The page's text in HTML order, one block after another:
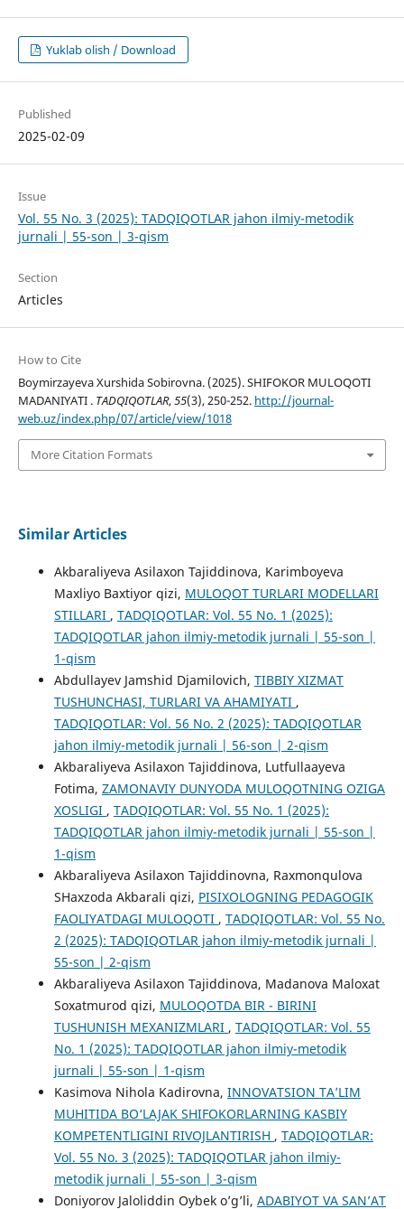
Yuklab olish / Download
Published
2025-02-09
Issue
Vol. 55 No. 3 (2025): TADQIQOTLAR jahon ilmiy-metodik
jurnali | 55-son | 3-qism
Section
Articles
How to Cite
Boymirzayeva Xurshida Sobirovna. (2025). SHIFOKOR MULOQOTI
MADANIYATI . TADQIQOTLAR,55(3), 250-252. http://journal-
web.uz/index.php/07/article/view/1018
More Citation Formats
Similar Articles
Akbaraliyeva Asilaxon Tajiddinova, Karimboyeva
Maxliyo Baxtiyor qizi, MULOQOT TURLARI MODELLARI
STILLARI , TADQIQOTLAR: Vol. 55 No. 1 (2025):
TADQIQOTLAR jahon ilmiy-metodik jurnali | 55-son |
1-qism
Abdullayev Jamshid Djamilovich, TIBBIY XIZMAT
TUSHUNCHASI, TURLARI VA AHAMIYATI ,
TADQIQOTLAR: Vol. 56 No. 2 (2025): TADQIQOTLAR
jahon ilmiy-metodik jurnali | 56-son | 2-qism
Akbaraliyeva Asilaxon Tajiddinova, Lutfullaayeva
Fotima, ZAMONAVIY DUNYODA MULOQOTNING OZIGA
XOSLIGI , TADQIQOTLAR: Vol. 55 No. 1 (2025):
TADQIQOTLAR jahon ilmiy-metodik jurnali | 55-son |
1-qism
Akbaraliyeva Asilaxon Tajiddinovna, Raxmonqulova
SHaxzoda Akbarali qizi, PISIXOLOGNING PEDAGOGIK
FAOLIYATDAGI MULOQOTI , TADQIQOTLAR: Vol. 55 No.
2 (2025): TADQIQOTLAR jahon ilmiy-metodik jurnali |
55-son | 2-qism
Akbaraliyeva Asilaxon Tajiddinova, Madanova Maloxat
Soxatmurod qizi, MULOQOTDA BIR - BIRINI
TUSHUNISH MEXANIZMLARI , TADQIQOTLAR: Vol. 55
No. 1 (2025): TADQIQOTLAR jahon ilmiy-metodik
jurnali | 55-son | 1-qism
Kasimova Nihola Kadirovna, INNOVATSION TA’LIM
MUHITIDA BO‘LAJAK SHIFOKORLARNING KASBIY
KOMPETENTLIGINI RIVOJLANTIRISH , TADQIQOTLAR:
Vol. 55 No. 3 (2025): TADQIQOTLAR jahon ilmiy-
metodik jurnali | 55-son | 3-qism
Doniyorov Jaloliddin Oybek o’g’li, ADABIYOT VA SANʼAT